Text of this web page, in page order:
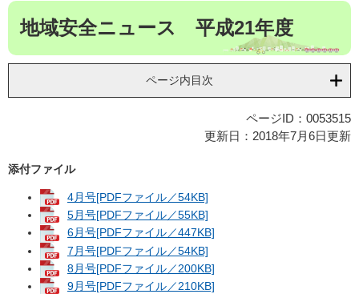
。
て
へ
本
地域安全ニュース 平成21年度
ページ内目次
ページID：0053515
更新日：2018年7月6日更新
添付ファイル
4月号[PDFファイル／54KB]
5月号[PDFファイル／55KB]
6月号[PDFファイル／447KB]
7月号[PDFファイル／54KB]
8月号[PDFファイル／200KB]
9月号[PDFファイル／210KB]